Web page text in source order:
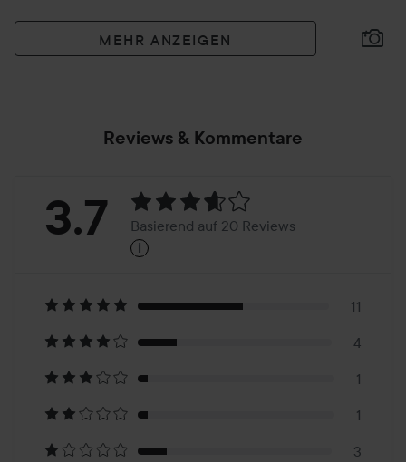
MEHR ANZEIGEN
Reviews & Kommentare
Bewertung:
Basierend
auf
20
Reviews
3.7 Basierend auf 20 Reviews
i
11
4
1
1
3